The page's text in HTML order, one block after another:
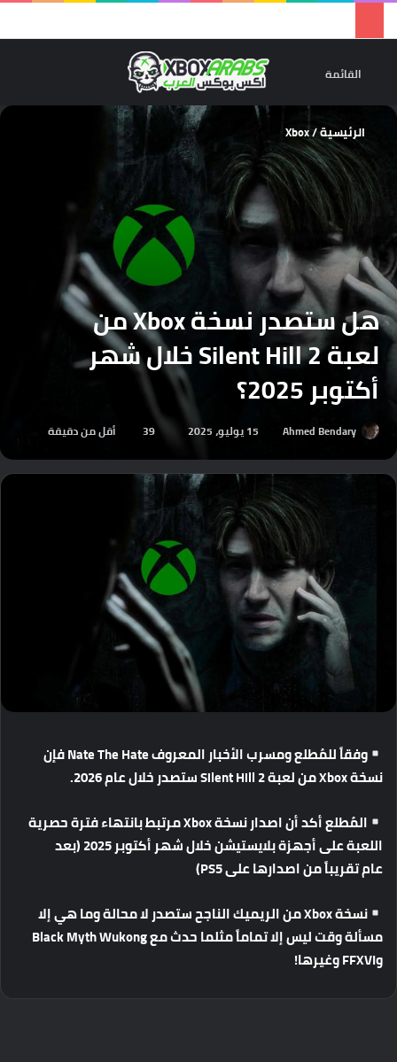
القائمة
الرئيسية/
Xbox
هل ستصدر نسخة Xbox من
لعبة Silent Hill 2 خلال شهر
أكتوبر 2025؟
Ahmed Bendary 15 يوليو، 2025 39 أقل من دقيقة
وفقاًللمُطلعومسربالأخبارالمعروفNate The Hateفإن
نسخة
منلعبة ستصدرخلالعام
المُطلعأكدأناصدارنسخةXbox مرتبطبانتهاءفترةحصرية
اللعبةعلىأجهزةبلايستيشنخلالشهرأكتوبر
بعد
عامتقريباًمناصدارهاعلى
نسخةXbox منالريميكالناجحستصدرلامحالةوماهيإلا
مسألةوقتليسإلاتماماًمثلماحدثمع
وFFXVIوغيرها!